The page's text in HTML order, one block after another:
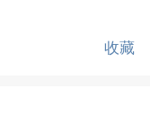
收藏